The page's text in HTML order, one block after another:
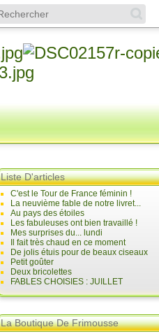
Liste D'articles
C'est le Tour de France féminin !
La neuvième fable de notre livret...
Au pays des étoiles
Les fabuleuses ont bien travaillé !
Mes surprises du... lundi
Il fait très chaud en ce moment
De jolis étuis pour de beaux ciseaux
Petit goûter
Deux bricolettes
FABLES CHOISIES : JUILLET
La Boutique De Frimousse